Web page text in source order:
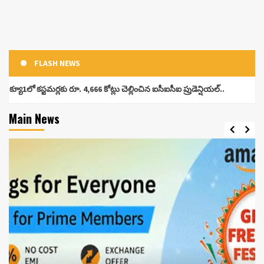
FLASH NEWS
రూ. 4,666 కోట్లు చెల్లించిన ఐసీఐసీఐ ప్రుడెన్షియల్..
Main News